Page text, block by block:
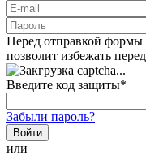
Перед отправкой формы
позволит избежать
Введите код защиты*
Забыли пароль?
Войти
или